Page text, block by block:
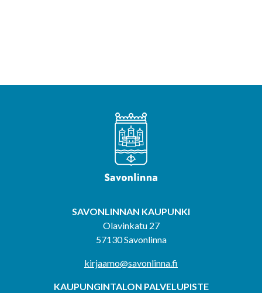
SAVONLINNAN KAUPUNKI
Olavinkatu 27
57130 Savonlinna
kirjaamo@savonlinna.fi
KAUPUNGINTALON PALVELUPISTE